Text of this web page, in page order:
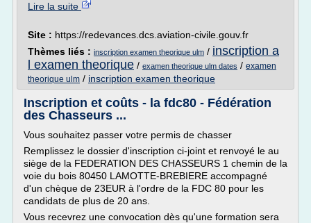
Lire la suite
Site : https://redevances.dcs.aviation-civile.gouv.fr
Thèmes liés : inscription examen theorique ulm / inscription a
l examen theorique / examen theorique ulm dates / examen
theorique ulm / inscription examen theorique
Inscription et coûts - la fdc80 - Fédération
des Chasseurs ...
Vous souhaitez passer votre permis de chasser
Remplissez le dossier d'inscription ci-joint et renvoyé le au
siège de la FEDERATION DES CHASSEURS 1 chemin de la
voie du bois 80450 LAMOTTE-BREBIERE accompagné
d'un chèque de 23EUR à l'ordre de la FDC 80 pour les
candidats de plus de 20 ans.
Vous recevrez une convocation dès qu'une formation sera